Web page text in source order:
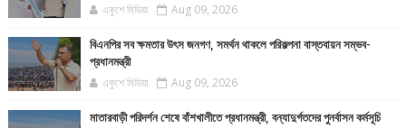
একুশে মিডিয়া Aug 09, 2026
বিএনপির সব ক্ষমতার উৎস জনগণ, সমর্থন থাকলে পরিকল্পনা বাস্তবায়ন সম্ভব-
প্রধানমন্ত্রী
একুশে মিডিয়া Aug 09, 2026
মাতারবাড়ী পরিদর্শন শেষে বাঁশখালীতে প্রধানমন্ত্রী, বন্যাদুর্গতদের পুনর্বাসন কর্মসূচি